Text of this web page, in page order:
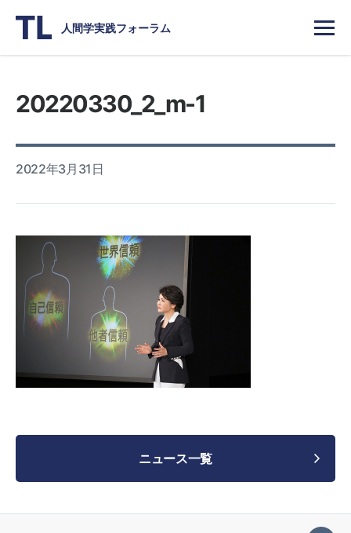
人間学実践フォーラム
20220330_2_m-1
2022年3月31日
ニュース一覧